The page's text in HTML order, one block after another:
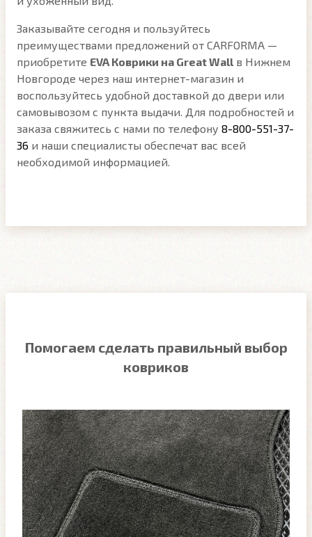
Заказывайте сегодня и пользуйтесь
преимуществами предложений от CARFORMA —
приобретите EVA Коврики на Great Wall в Нижнем
Новгороде через наш интернет-магазин и
воспользуйтесь удобной доставкой до двери или
самовывозом с пункта выдачи. Для подробностей и
заказа свяжитесь с нами по телефону 8-800-551-37-
36 и наши специалисты обеспечат вас всей
необходимой информацией.
Помогаем сделать правильный выбор
ковриков